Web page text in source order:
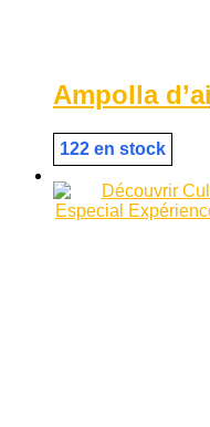
Ampolla
122 en stock